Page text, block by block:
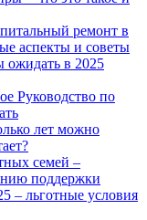
ремонт в
аспекты и советы
ожидать в 2025
Руководство по
лет можно
семей –
поддержки
– льготные условия